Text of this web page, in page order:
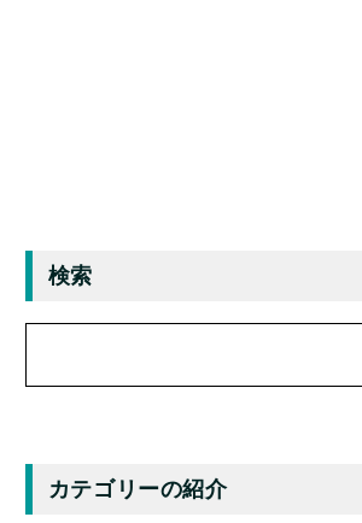
カテゴリーの紹介